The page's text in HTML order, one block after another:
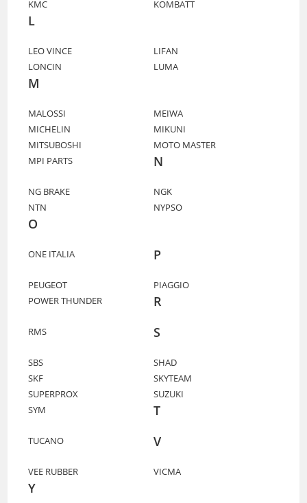
KMC
KOMBATT
L
LEO VINCE
LIFAN
LONCIN
LUMA
M
MALOSSI
MEIWA
MICHELIN
MIKUNI
MITSUBOSHI
MOTO MASTER
MPI PARTS
N
NG BRAKE
NGK
NTN
NYPSO
O
ONE ITALIA P
PEUGEOT
PIAGGIO
POWER THUNDER
R
RMS S
SBS
SHAD
SKF
SKYTEAM
SUPERPROX
SUZUKI
SYM
T
TUCANO V
VEE RUBBER VICMA
Y